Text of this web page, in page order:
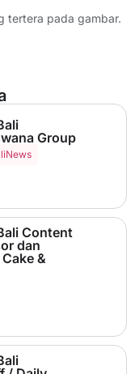
tertera pada gambar.
Group
Content
dan
&